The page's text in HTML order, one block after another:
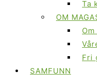
Ta
OM
Fri
SAMFUNN